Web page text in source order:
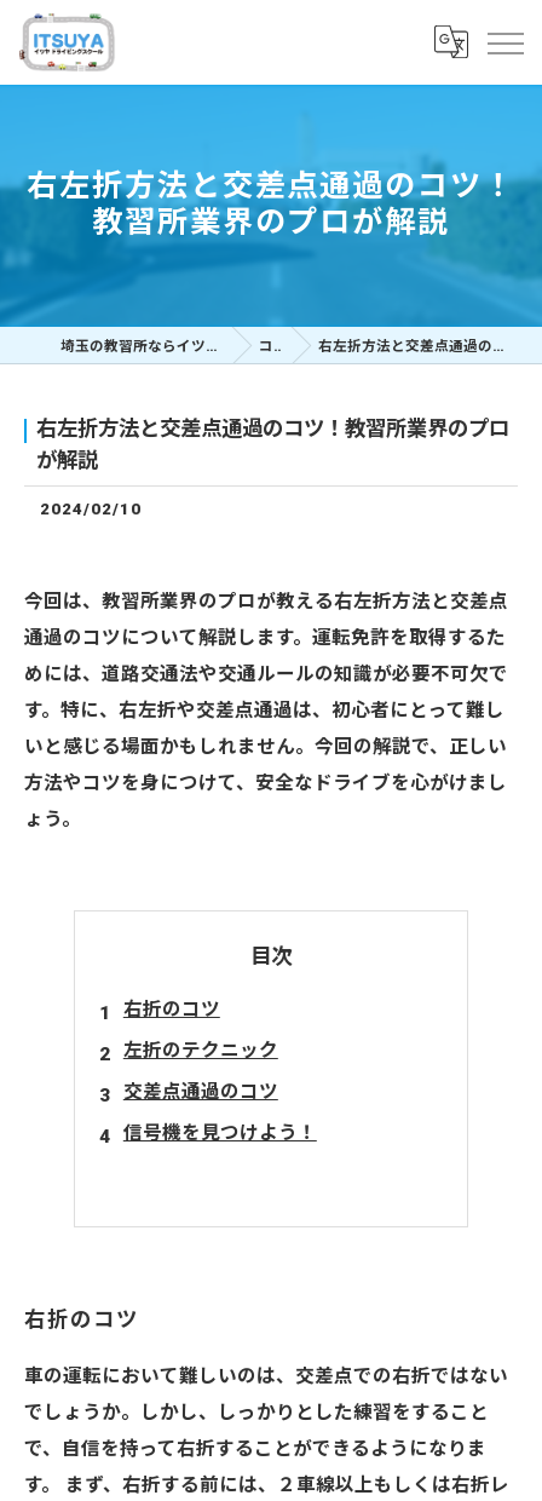
右左折方法と交差点通過のコツ！
教習所業界のプロが解説
埼玉の教習所ならイツヤドライビングスクール コラム 右左折方法と交差点通過のコツ！教習所業界のプロが解説
右左折方法と交差点通過のコツ！教習所業界のプロ
が解説
2024/02/10
今回は、教習所業界のプロが教える右左折方法と交差点
通過のコツについて解説します。運転免許を取得するた
めには、道路交通法や交通ルールの知識が必要不可欠で
す。特に、右左折や交差点通過は、初心者にとって難し
いと感じる場面かもしれません。今回の解説で、正しい
方法やコツを身につけて、安全なドライブを心がけまし
ょう。
目次
右折のコツ
左折のテクニック
交差点通過のコツ
信号機を見つけよう！
右折のコツ
車の運転において難しいのは、交差点での右折ではない
でしょうか。しかし、しっかりとした練習をすること
で、自信を持って右折することができるようになりま
す。 まず、右折する前には、２車線以上もしくは右折レ